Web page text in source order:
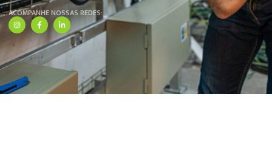
ACOMPANHE NOSSAS REDES: